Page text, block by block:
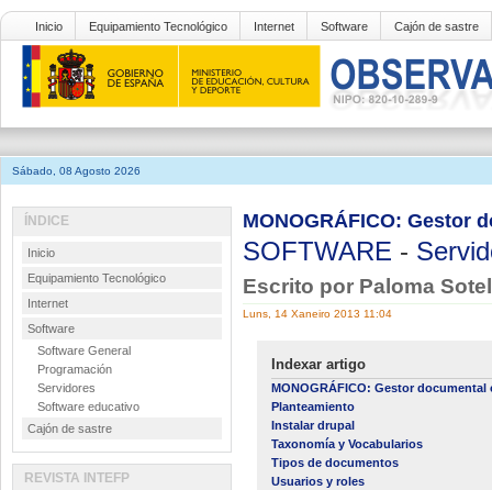
Inicio Equipamiento Tecnológico Internet Software Cajón de sastre
Sábado, 08 Agosto 2026
MONOGRÁFICO: Gestor
SOFTWARE -
Escrito por Paloma
Luns, 14 Xaneiro 2013 11:04
Indexar artigo
MONOGRÁFICO: Gestor documental
Planteamiento
Instalar drupal
Taxonomía y Vocabularios
Tipos de documentos
Usuarios y roles
ÍNDICE
Inicio
Equipamiento Tecnológico
Internet
Software
Software General
Programación
Servidores
Software educativo
Cajón de sastre
REVISTA INTEFP